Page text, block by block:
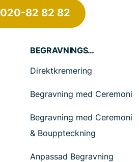
020-82 82 82
BEGRAVNINGSTJÄNSTER
Direktkremering
Begravning med Ceremoni
Begravning med Ceremoni
& Bouppteckning
Anpassad Begravning